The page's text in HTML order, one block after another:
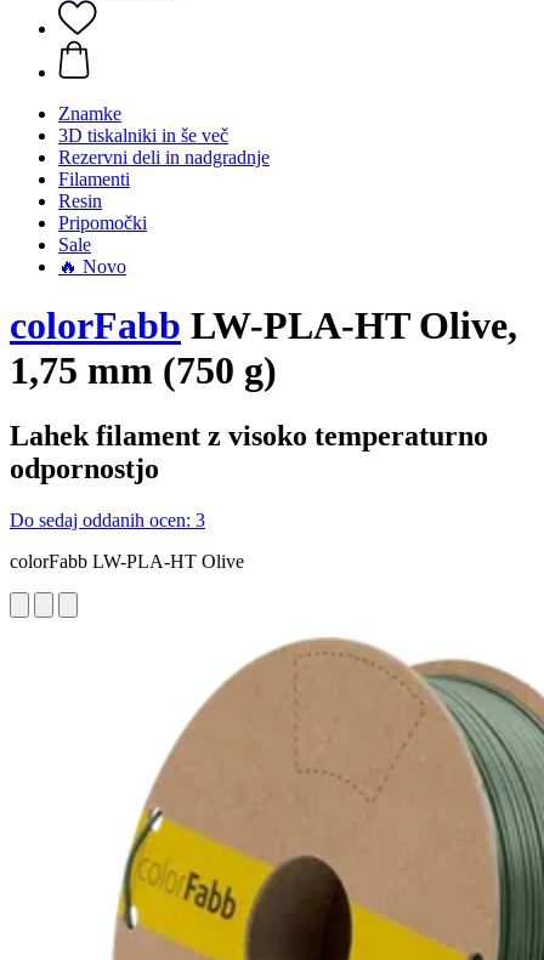
Znamke
3D tiskalniki in še več
Rezervni deli in nadgradnje
Filamenti
Resin
Pripomočki
Sale
🔥 Novo
colorFabb LW-PLA-HT Olive,
1,75 mm (750 g)
Lahek filament z visoko temperaturno
odpornostjo
Do sedaj oddanih ocen: 3
colorFabb LW-PLA-HT Olive